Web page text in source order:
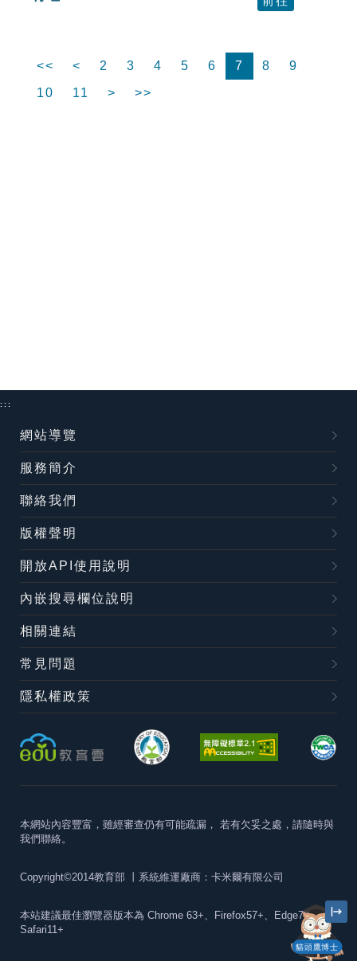
<< < 2 3 4 5 6 7 8
9
10
11 > >>
貓頭鷹博士
:::
網站導覽
服務簡介
聯絡我們
版權聲明
開放API使用說明
內嵌搜尋欄位說明
相關連結
常見問題
隱私權政策
本網站內容豐富，雖經審查仍有可能疏漏， 若有欠妥之處，請隨時與
我們聯絡。
Copyright©2014教育部 丨系統維運廠商：卡米爾有限公司
本站建議最佳瀏覽器版本為 Chrome 63+、Firefox57+、Edge79+及
Safari11+